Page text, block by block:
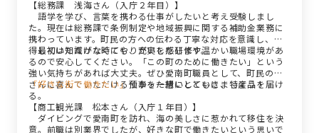
【総務課 浅海さん（入庁２年目）】
語学を学び、言葉を携わる仕事がしたいと考え受験しまし
た。現在は総務課で条例制定や地域振興に関する補助金業務に
携わっています。町民の方への伝わる丁寧な対応を意識し、納
得していただけた時にやりがいを感じます。
最初は知識がなくても、充実した研修や温かい職場環境があ
るので安心してください。「この町のために働きたい」という
強い気持ちがあれば大丈夫。ぜひ愛南町職員として、町民の皆
さんに喜んでいただける仕事を一緒にしていきましょう！
「好きな街で働きたい」預かった想いとともに、特産品を届け
る。
【商工観光課 松本さん（入庁１年目）】
ダイビングで愛南町を訪れ、海の美しさに惹かれて移住を決
意。前職は別業界でしたが、好きな町で働きたいという思いで